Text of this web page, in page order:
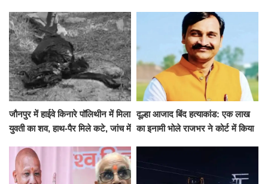
जौनपुर में हाईवे किनारे पॉलिथीन में मिला
युवती का शव, हाथ-पैर मिले कटे, जांच में
दूल्हा आजाद बिंद हत्याकांड: एक लाख
का इनामी भोले राजभर ने कोर्ट में किया